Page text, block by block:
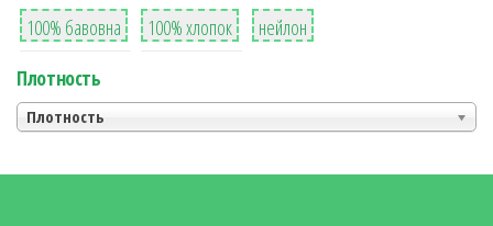
8
100% бавовна
36
100% хлопок
2
нейлон
Плотность
Плотность